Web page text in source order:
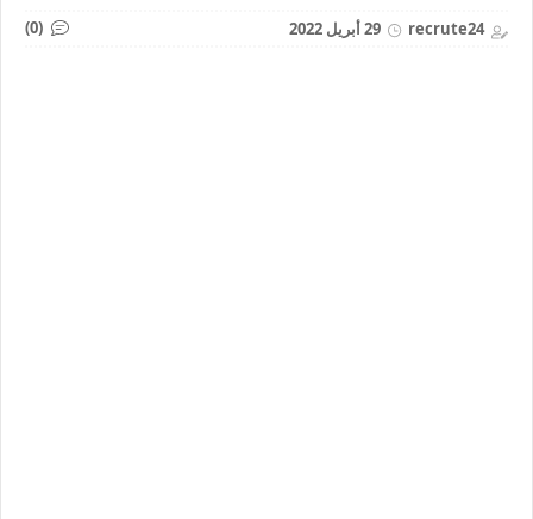
recrute24 29 أبريل 2022 (0)